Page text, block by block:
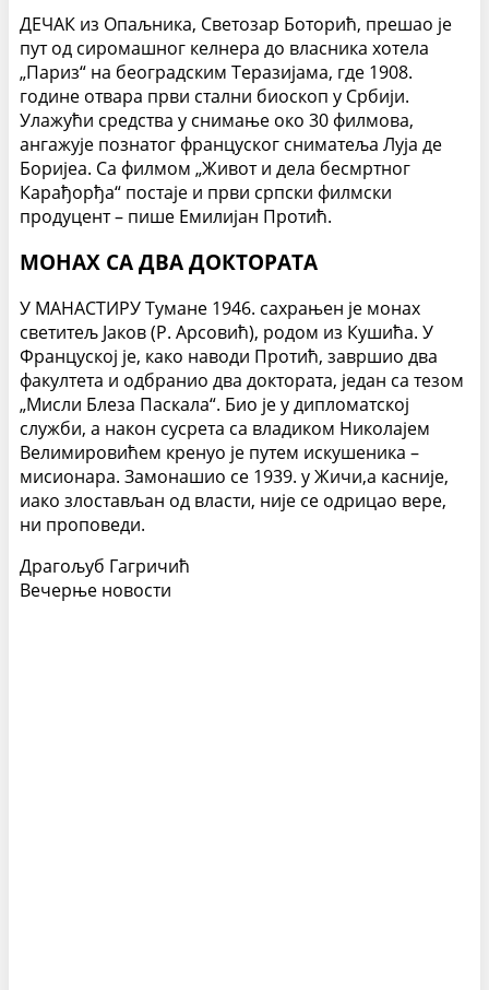
ДЕЧАК из Опаљника, Светозар Боторић, прешао је
пут од сиромашног келнера до власника хотела
„Париз“ на београдским Теразијама, где 1908.
године отвара први стални биоскоп у Србији.
Улажући средства у снимање око 30 филмова,
ангажује познатог француског сниматеља Луја де
Боријеа. Са филмом „Живот и дела бесмртног
Карађорђа“ постаје и први српски филмски
продуцент – пише Емилијан Протић.
МОНАХ СА ДВА ДОКТОРАТА
У МАНАСТИРУ Тумане 1946. сахрањен је монах
светитељ Јаков (Р. Арсовић), родом из Кушића. У
Француској је, како наводи Протић, завршио два
факултета и одбранио два доктората, један са тезом
„Мисли Блеза Паскала“. Био је у дипломатској
служби, а након сусрета са владиком Николајем
Велимировићем кренуо је путем искушеника –
мисионара. Замонашио се 1939. у Жичи,а касније,
иако злостављан од власти, није се одрицао вере,
ни проповеди.
Драгољуб Гагричић
Вечерње новости